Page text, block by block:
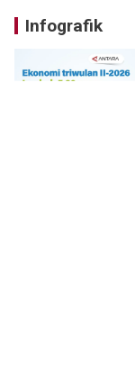
Infografik